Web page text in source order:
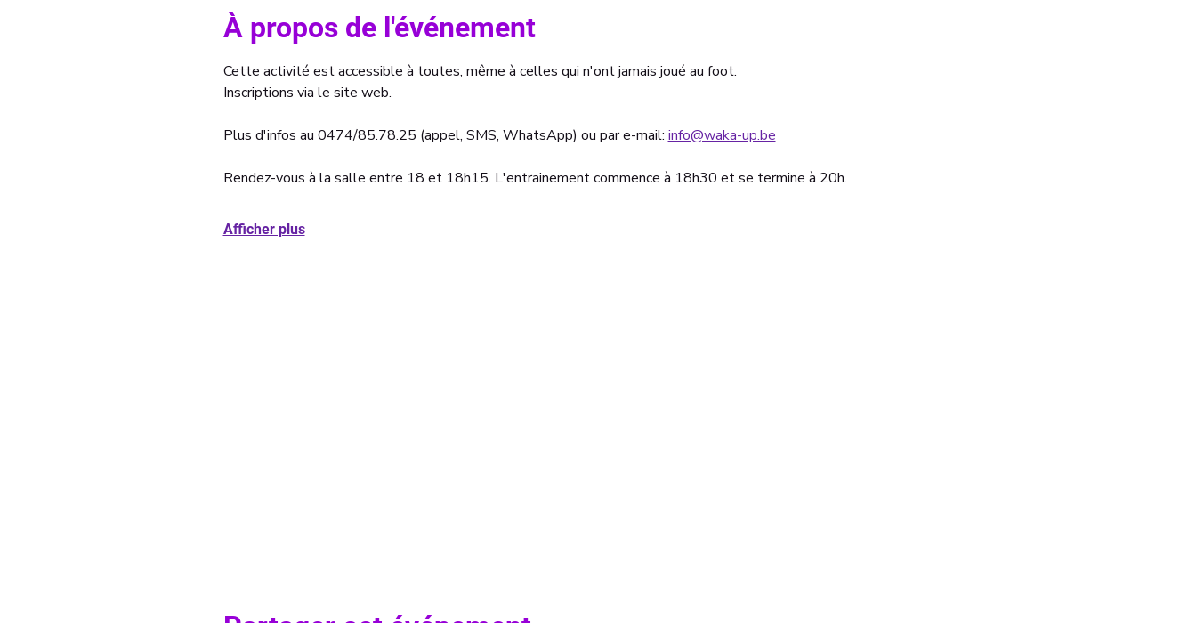
À propos de l'événement
Cette activité est accessible à toutes, même à celles qui n'ont jamais joué au foot.
Inscriptions via le site web.
Plus d'infos au 0474/85.78.25 (appel, SMS, WhatsApp) ou par e-mail: info@waka-up.be
Rendez-vous à la salle entre 18 et 18h15. L'entrainement commence à 18h30 et se termine à 20h.
Afficher plus